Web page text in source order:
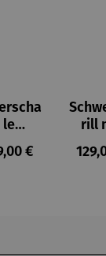
von 4 von
le
Preis:
€
rill